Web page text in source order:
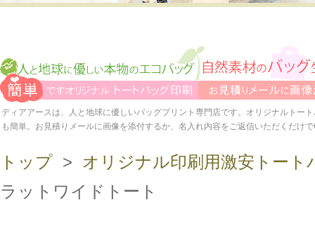
ディアアースは、人と地球に優しいバッグプリント専門店です。オリジナルトー
も簡単。お見積りメールに画像を添付するか、名入れ内容をご返信いただくだけ
トップ > オリジナル印刷用激安トート
ラットワイドトート